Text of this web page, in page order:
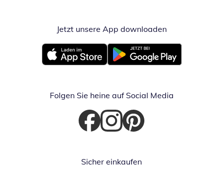
Jetzt unsere App downloadenÖffnet in
Öffnet in neuem FensterÖffnet in neuem Fenster
Folgen Sie heine auf Social Media
Öffnet in neuem Fenster
Öffnet in neuem Fenster
Öffnet in neuem Fenster
Sicher einkaufen